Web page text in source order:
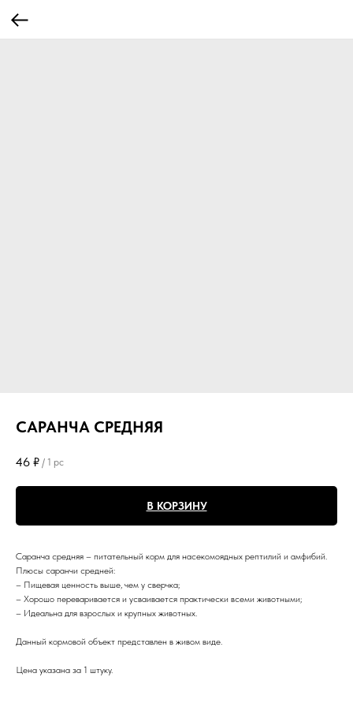
САРАНЧА СРЕДНЯЯ
46 ₽ / 1 pc
В КОРЗИНУ
Саранча средняя – питательный корм для насекомоядных рептилий и амфибий.
Плюсы саранчи средней:
– Пищевая ценность выше, чем у сверчка;
– Хорошо переваривается и усваивается практически всеми животными;
– Идеальна для взрослых и крупных животных.
Данный кормовой объект представлен в живом виде.
Цена указана за 1 штуку.